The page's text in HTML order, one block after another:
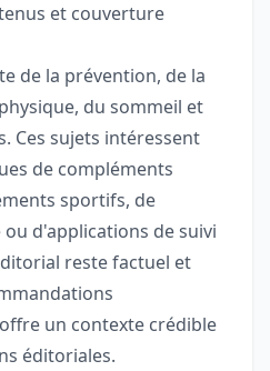
et couverture
de la prévention, de la
du sommeil et
Ces sujets intéressent
de compléments
sportifs, de
d'applications de suivi
reste factuel et
un contexte crédible
éditoriales.